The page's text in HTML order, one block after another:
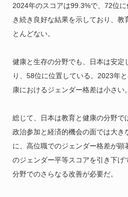
2024年のスコアは99.3%で、72位に
き続き良好な結果を示しており、教
とんどない。
健康と生存の分野でも、日本は安定
り、58位に位置している。2023年
康におけるジェンダー格差は小さい。
総じて、日本は教育と健康の分野で
政治参加と経済的機会の面では大き
に、高位職でのジェンダー格差が顕
のジェンダー平等スコアを引き下げ
分野でのさらなる改善が必要だ。